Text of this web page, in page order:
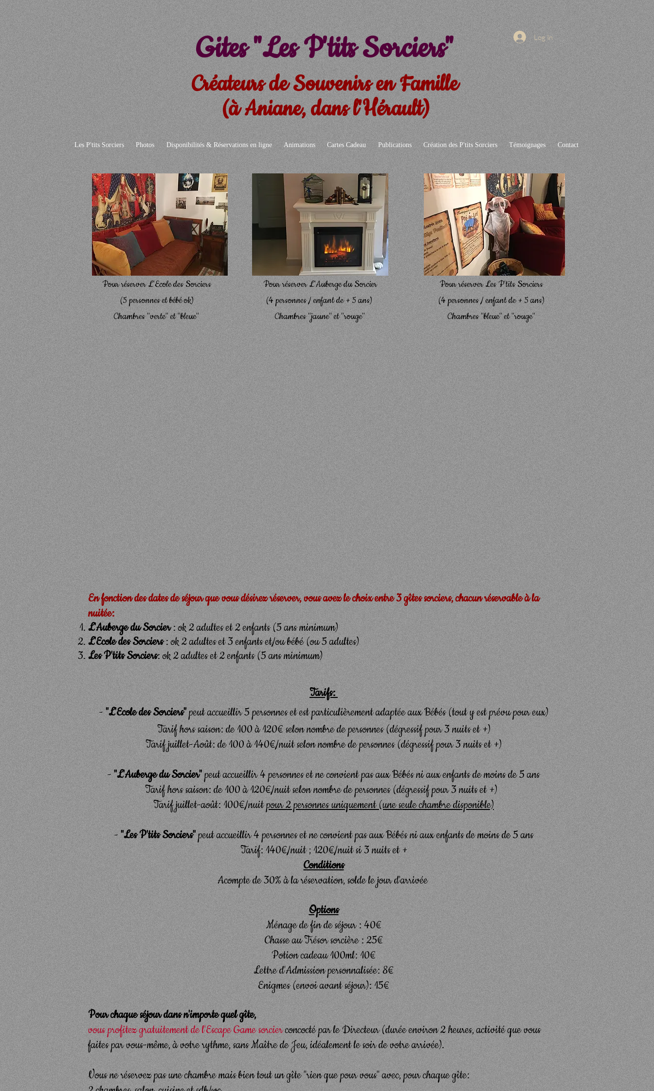
Gites "Les P'tits Sorciers"
Créateurs de Souvenirs en Famille
(à Aniane, dans l'Hérault)
Les P'tits Sorciers Photos Disponibilités & Réservations en ligne Animations Cartes Cadeau Publications Création des P'tits Sorciers Témoignages Contact
Log In
Pour réserver L'Ecole des Sorciers
(5 personnes et bébé ok)
Chambres "verte" et "bleue"
Pour réserver L'Auberge du Sorcier
(4 personnes / enfant de + 5 ans)
Chambres "jaune" et "rouge"
Pour réserver Les P'tits Sorciers
(4 personnes / enfant de + 5 ans)
Chambres "bleue" et "rouge"
En fonction des dates de séjour que vous désirez réserver, vous avez le choix entre 3 gîtes sorciers, chacun réservable à la
nuitée:
L'Auberge du Sorcier: ok 2 adultes et 2 enfants (5 ans minimum)
L'Ecole des Sorciers: ok 2 adultes et 3 enfants et/ou bébé (ou 5 adultes)
Les P'tits Sorciers: ok 2 adultes et 2 enfants (5 ans minimum)
Tarifs:
-"L'Ecole des Sorciers"peut accueillir 5 personnes et est particulièrement adaptée aux Bébés (tout y est prévu pour eux)
Tarif hors saison: de 100 à 120€ selon nombre de personnes (dégressif pour 3 nuits et +)
Tarif juillet-Août: de 100 à 140€/nuit selon nombre de personnes (dégressif pour 3 nuits et +)
-"L'Auberge du Sorcier"peut accueillir 4 personnes et ne convient pas aux Bébés ni aux enfants de moins de 5 ans
Tarif hors saison: de 100 à 120€/nuitselon nombre de personnes (dégressif pour 3 nuits et +)
Tarif juillet-août: 100€/nuitpour 2 personnes uniquement (une seule chambre disponible)
-"Les P'tits Sorciers"peut accueillir 4 personnes et ne convient pas aux Bébés ni aux enfants de moins de 5 ans
Tarif: 140€/nuit ; 120€/nuit si 3 nuits et +
Conditions
Acompte de 30% à la réservation, solde le jour d'arrivée
Options
Ménage de fin de séjour : 40€
Chasse au Trésor sorcière : 25€
Potion cadeau 100ml: 10€
Lettre d'Admission personnalisée: 8€
Enigmes (envoi avant séjour): 15€
Pour chaque séjour dans n'importe quel gîte,
vous profitez gratuitement de l'Escape Game sorcierconcocté par le Directeur (durée environ 2 heures, activité que vous
faites par vous-même, à votre rythme, sans Maître de Jeu, idéalement le soir de votre arrivée).
Vous ne réservez pas une chambre mais bien tout un gîte "rien que pour vous" avec, pour chaque gîte: